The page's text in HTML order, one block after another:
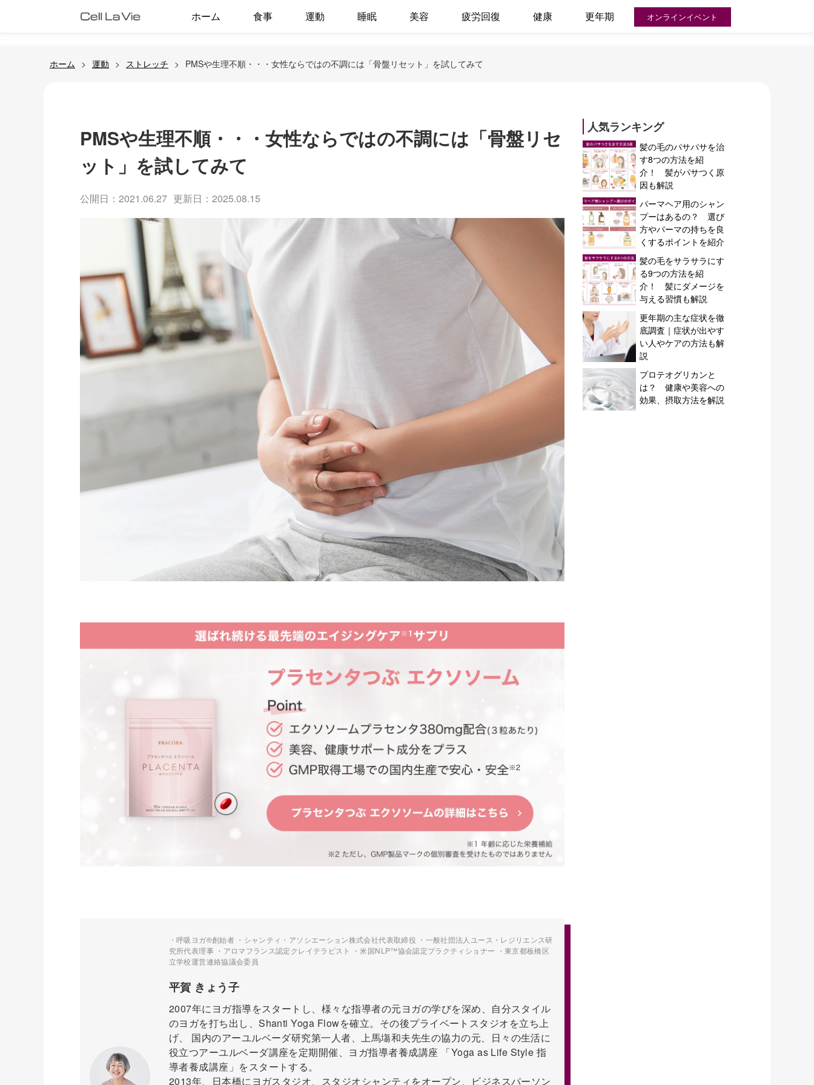
ホーム 食事 運動 睡眠 美容 疲労回復 健康 更年期 オンラインイベント
ホーム 運動 ストレッチ PMSや生理不順・・・女性ならではの不調には「骨盤リセット」を試してみて
PMSや生理不順・・・女性ならではの不調には「骨盤リセ
ット」を試してみて
公開日：2021.06.27 更新日：2025.08.15
・呼吸ヨガ®創始者 ・シャンティ・アソシエーション株式会社代表取締役 ・一般社団法人ユース・レジリエンス研
究所代表理事 ・アロマフランス認定クレイテラピスト ・米国NLP™協会認定プラクティショナー ・東京都板橋区
立学校運営連絡協議会委員
平賀 きょう子
2007年にヨガ指導をスタートし、様々な指導者の元ヨガの学びを深め、自分スタイル
のヨガを打ち出し、Shanti Yoga Flowを確立。その後プライベートスタジオを立ち上
げ、 国内のアーユルベーダ研究第一人者、上馬塲和夫先生の協力の元、日々の生活に
役立つアーユルベーダ講座を定期開催、ヨガ指導者養成講座 「Yoga as Life Style 指
導者養成講座」をスタートする。
2013年、日本橋にヨガスタジオ、スタジオシャンティをオープン、ビジネスパーソン
人気ランキング
髪の毛のパサパサを治
す8つの方法を紹
介！ 髪がパサつく原
因も解説
パーマヘア用のシャン
プーはあるの？ 選び
方やパーマの持ちを良
くするポイントを紹介
髪の毛をサラサラにす
る9つの方法を紹
介！ 髪にダメージを
与える習慣も解説
更年期の主な症状を徹
底調査｜症状が出やす
い人やケアの方法も解
説
プロテオグリカンと
は？ 健康や美容への
効果、摂取方法を解説